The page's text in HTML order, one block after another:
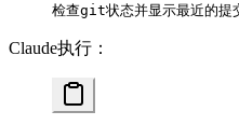
检查git状态并显示最近的提
Claude执行：